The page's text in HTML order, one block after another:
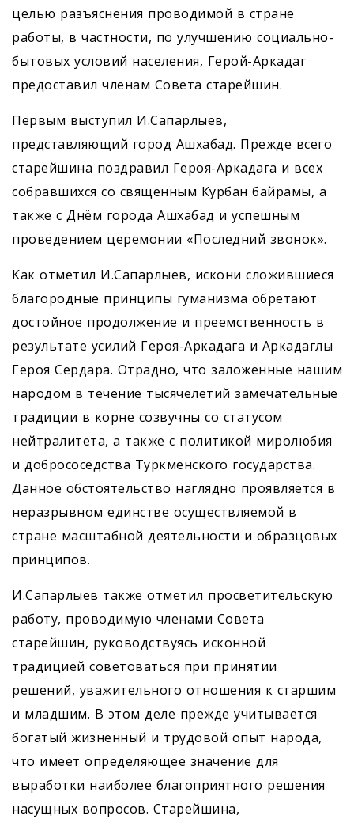
целью разъяснения проводимой в стране
работы, в частности, по улучшению социально-
бытовых условий населения, Герой-Аркадаг
предоставил членам Совета старейшин.
Первым выступил И.Сапарлыев,
представляющий город Ашхабад. Прежде всего
старейшина поздравил Героя-Аркадага и всех
собравшихся со священным Курбан байрамы, а
также с Днём города Ашхабад и успешным
проведением церемонии «Последний звонок».
Как отметил И.Сапарлыев, искони сложившиеся
благородные принципы гуманизма обретают
достойное продолжение и преемственность в
результате усилий Героя-Аркадага и Аркадаглы
Героя Сердара. Отрадно, что заложенные нашим
народом в течение тысячелетий замечательные
традиции в корне созвучны со статусом
нейтралитета, а также с политикой миролюбия
и добрососедства Туркменского государства.
Данное обстоятельство наглядно проявляется в
неразрывном единстве осуществляемой в
стране масштабной деятельности и образцовых
принципов.
И.Сапарлыев также отметил просветительскую
работу, проводимую членами Совета
старейшин, руководствуясь исконной
традицией советоваться при принятии
решений, уважительного отношения к старшим
и младшим. В этом деле прежде учитывается
богатый жизненный и трудовой опыт народа,
что имеет определяющее значение для
выработки наиболее благоприятного решения
насущных вопросов. Старейшина,